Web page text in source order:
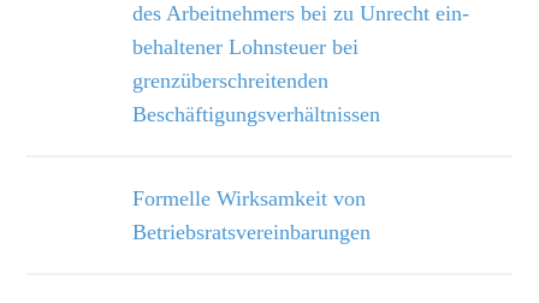
des Arbeitnehmers bei zu Unrecht ein­
behaltener Lohnsteuer bei
grenzüberschreitenden
Beschäftigungsverhältnissen
Formelle Wirksamkeit von
Betriebsratsvereinbarungen